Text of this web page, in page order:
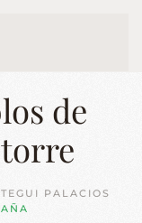
de
PALACIOS